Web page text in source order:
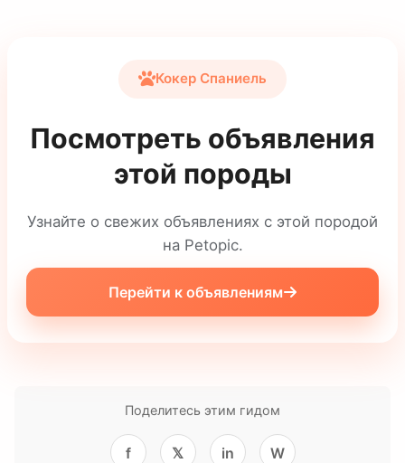
Кокер Спаниель
Посмотреть объявления
этой породы
Узнайте о свежих объявлениях с этой породой
на Petopic.
Перейти к объявлениям
Поделитесь этим гидом
f 𝕏 in W